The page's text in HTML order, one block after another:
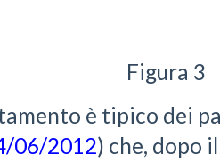
Figura 3
è tipico dei
06/2012) che, dopo